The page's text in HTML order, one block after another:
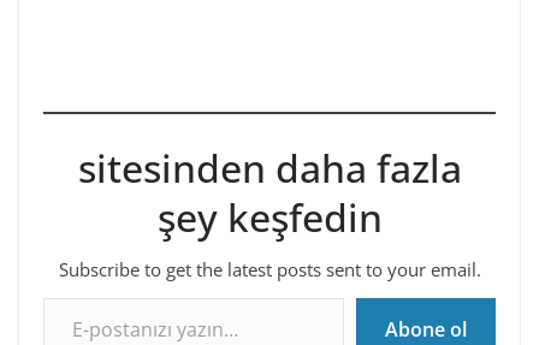
sitesinden daha fazla
şey keşfedin
Subscribe to get the latest posts sent to your email.
E-postanızı yazın…
Abone ol